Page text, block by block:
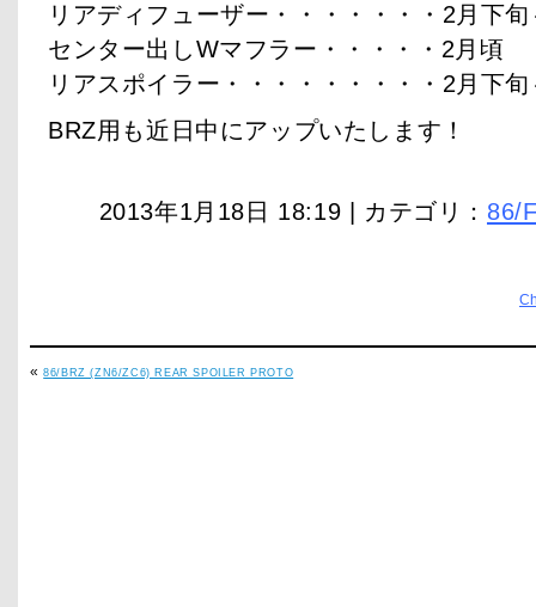
リアディフューザー・・・・・・・2月下
センター出しWマフラー・・・・・2月頃
リアスポイラー・・・・・・・・・2月下
BRZ用も近日中にアップいたします！
2013年1月18日 18:19 | カテゴリ： 86/
«86/BRZ (ZN6/ZC6) REAR SPOILER PROTO